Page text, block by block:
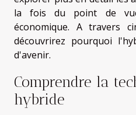
la fois du point de
économique. A travers
découvrirez pourquoi
d'avenir.
Comprendre la
hybride